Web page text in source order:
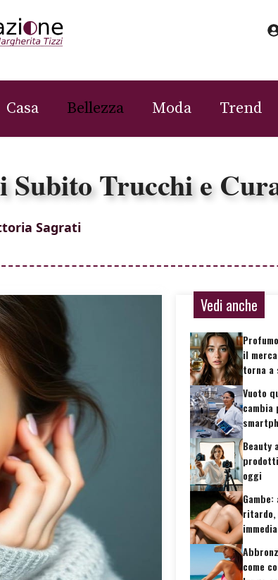
Casa Bellezza Moda Trend
Subito Trucchi e
Sagrati
Vedi anche
il
torna a
Vuoto
cambia
Beauty
oggi
ritardo,
come